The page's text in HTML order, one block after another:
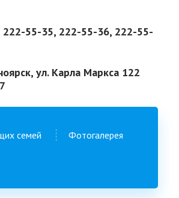
222-55-35, 222-55-36, 222-55-
ул. Карла Маркса 122
семей Фотогалерея